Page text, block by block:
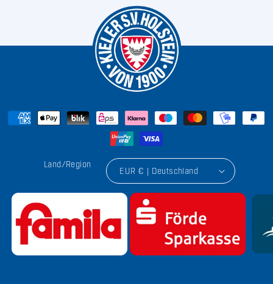
Land/Region
EUR € | Deutschland